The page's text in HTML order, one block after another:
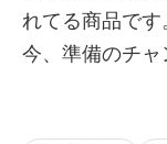
れてる商品です
今、準備のチャ